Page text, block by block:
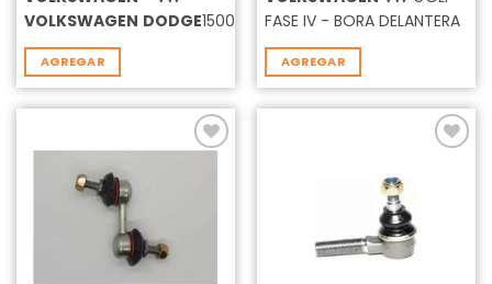
VOLKSWAGEN DODGE1500
AGREGAR
FASE IV - BORA DELANTERA
AGREGAR